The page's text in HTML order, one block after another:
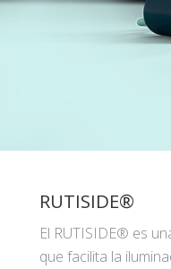
RUTISIDE®
El RUTISIDE® es
que facilita la